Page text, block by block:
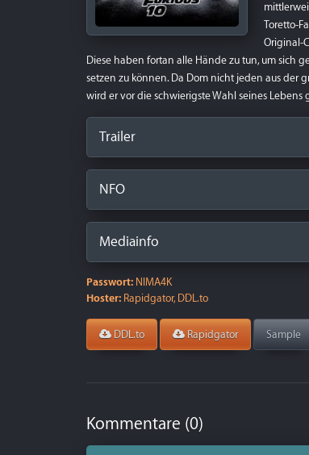
Toretto-
Original-
Diese haben fortan alle Hände zu tun, um sich
setzen zu können. Da Dom nicht jeden aus der
wird er vor die schwierigste Wahl seines Lebens
Trailer
NFO
Mediainfo
Passwort: NIMA4K
Hoster: Rapidgator, DDL.to
DDL.to Rapidgator Sample
Kommentare (0)